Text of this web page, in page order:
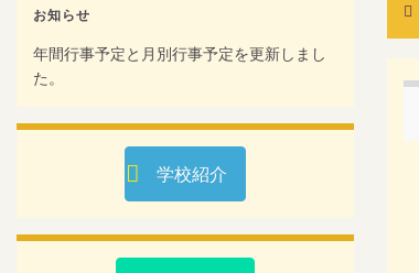
お知らせ
年間行事予定と月別行事予定を更新しまし
た。
学校紹介